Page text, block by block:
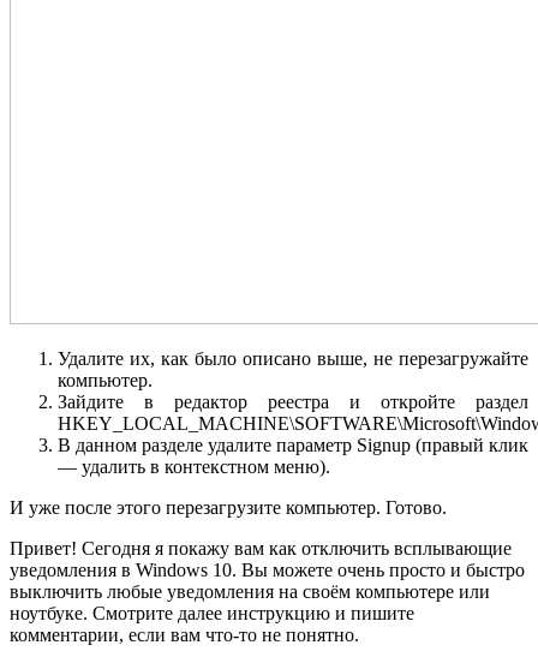
Удалите их, как было описано выше, не перезагружайте
компьютер.
Зайдите в редактор реестра и откройте раздел
В данном разделе удалите параметр Signup (правый клик
— удалить в контекстном меню).
И уже после этого перезагрузите компьютер. Готово.
Привет! Сегодня я покажу вам как отключить всплывающие
уведомления в Windows 10. Вы можете очень просто и быстро
выключить любые уведомления на своём компьютере или
ноутбуке. Смотрите далее инструкцию и пишите
комментарии, если вам что-то не понятно.